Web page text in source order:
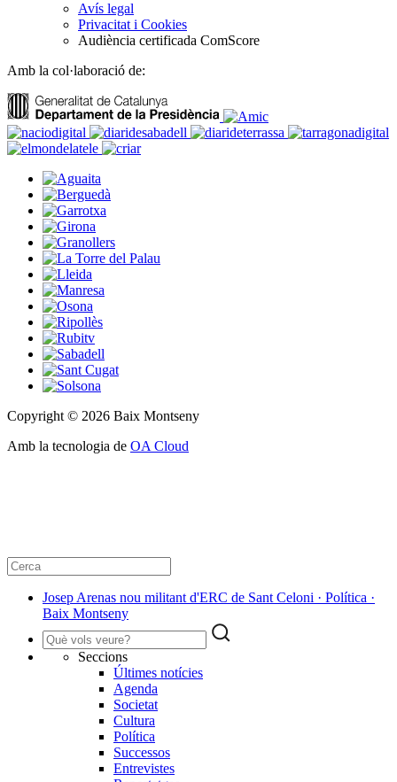
Avís legal
Privacitat i Cookies
Audiència certificada ComScore
Amb la col·laboració de:
Copyright © 2026 Baix Montseny
Amb la tecnologia de OA Cloud
Josep Arenas nou militant d'ERC de Sant Celoni · Política ·
Baix Montseny
Seccions
Últimes notícies
Agenda
Societat
Cultura
Política
Successos
Entrevistes